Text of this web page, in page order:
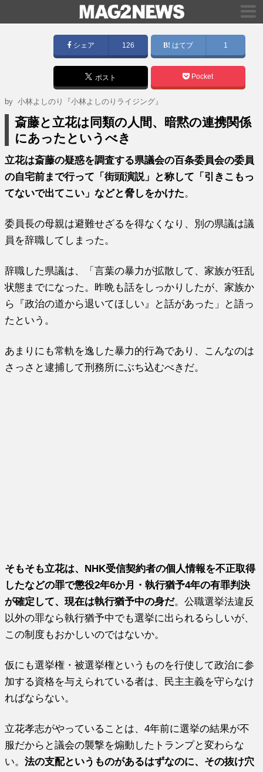
シェア 126 はてブ 1
ポスト Pocket
by小林よしのり『小林よしのりライジング』
斎藤と立花は同類の人間、暗黙の連携関係
にあったというべき
立花は斎藤の疑惑を調査する県議会の百条委員会の委員
の自宅前まで行って「街頭演説」と称して「引きこもっ
てないで出てこい」などと脅しをかけた。
委員長の母親は避難せざるを得なくなり、別の県議は議
員を辞職してしまった。
辞職した県議は、「言葉の暴力が拡散して、家族が狂乱
状態までになった。昨晩も話をしっかりしたが、家族か
ら『政治の道から退いてほしい』と話があった」と語っ
たという。
あまりにも常軌を逸した暴力的行為であり、こんなのは
さっさと逮捕して刑務所にぶち込むべきだ。
そもそも立花は、NHK受信契約者の個人情報を不正取得
したなどの罪で懲役2年6か月・執行猶予4年の有罪判決
が確定して、現在は執行猶予中の身だ。公職選挙法違反
以外の罪なら執行猶予中でも選挙に出られるらしいが、
この制度もおかしいのではないか。
仮にも選挙権・被選挙権というものを行使して政治に参
加する資格を与えられている者は、民主主義を守らなけ
ればならない。
立花孝志がやっていることは、4年前に選挙の結果が不
服だからと議会の襲撃を煽動したトランプと変わらな
い。法の支配というものがあるはずなのに、その抜け穴